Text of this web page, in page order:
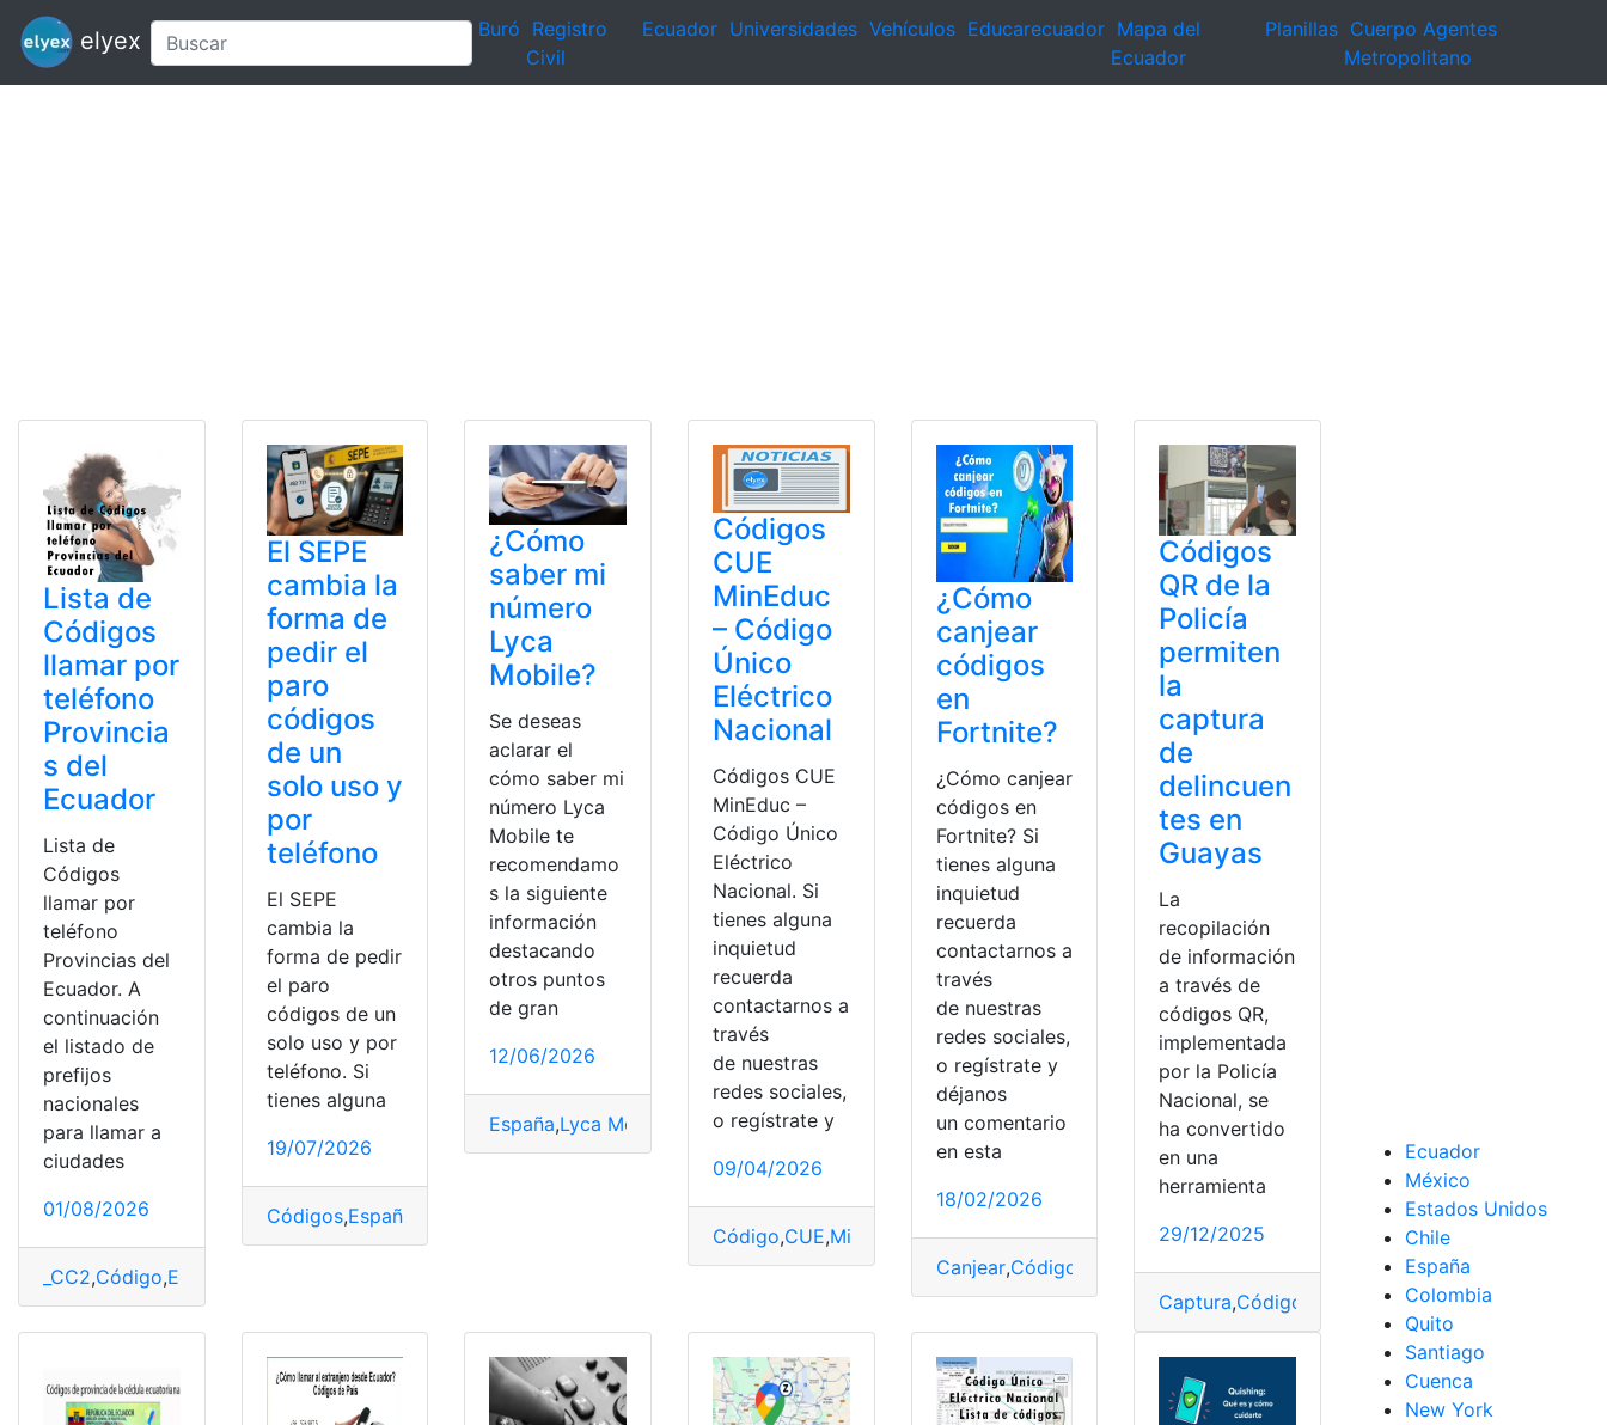
elyex Buró Registro
Civil
Ecuador Universidades Vehículos Educarecuador Mapa del
Ecuador
Planillas Cuerpo Agentes
Metropolitano
Lista de
Códigos
llamar por
teléfono
Provincia
s del
Ecuador
Lista de
Códigos
llamar por
teléfono
Provincias del
Ecuador. A
continuación
el listado de
prefijos
nacionales
para llamar a
ciudades
01/08/2026
_CC2,Código,Ecuador
El SEPE
cambia la
forma de
pedir el
paro
códigos
de un
solo uso y
por
teléfono
El SEPE
cambia la
forma de pedir
el paro
códigos de un
solo uso y por
teléfono. Si
tienes alguna
19/07/2026
Códigos,España
¿Cómo
saber mi
número
Lyca
Mobile?
Se deseas
aclarar el
cómo saber mi
número Lyca
Mobile te
recomendamo
s la siguiente
información
destacando
otros puntos
de gran
12/06/2026
España,Lyca Mobile mi número,saber,Servicio
Códigos
CUE
MinEduc
– Código
Único
Eléctrico
Nacional
Códigos CUE
MinEduc –
Código Único
Eléctrico
Nacional. Si
tienes alguna
inquietud
recuerda
contactarnos a
través
de nuestras
redes sociales,
o regístrate y
09/04/2026
Código,CUE,Mineduc Uso
¿Cómo
canjear
códigos
en
Fortnite?
¿Cómo canjear
códigos en
Fortnite? Si
tienes alguna
inquietud
recuerda
contactarnos a
través
de nuestras
redes sociales,
o regístrate y
déjanos
un comentario
en esta
18/02/2026
Canjear,Código España,Fornite,Juegos
Códigos
QR de la
Policía
permiten
la
captura
de
delincuen
tes en
Guayas
La
recopilación
de información
a través de
códigos QR,
implementada
por la Policía
Nacional, se
ha convertido
en una
herramienta
29/12/2025
Captura,Códigos delincuentes,Ecuador
Ecuador
México
Estados Unidos
Chile
España
Colombia
Quito
Santiago
Cuenca
New York